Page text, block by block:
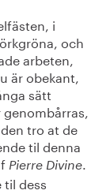
i
och
arbeten,
är obekant,
sätt
tro at de
til denna
Pierre Divine.
til dess